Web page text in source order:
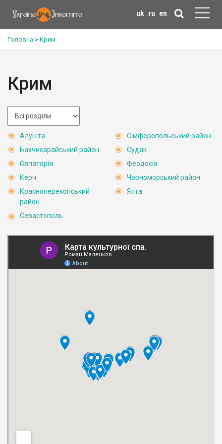
uk ru en
Головна > Крим
Крим
Алушта
Бахчисарайський район
Євпаторія
Керч
Красноперекопський
район
Севастополь
Сімферопольський район
Судак
Феодосія
Чорноморський район
Ялта